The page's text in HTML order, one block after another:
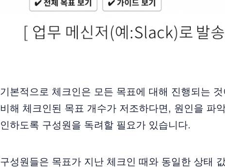
기본적으로 체크인은 모든 목표에 대해 진행되는
비해 체크인된 목표 개수가 저조하다면, 원인을 파
인하도록 구성원을 독려할 필요가 있습니다.
구성원들은 목표가 지난 체크인 때와 동일한 상태